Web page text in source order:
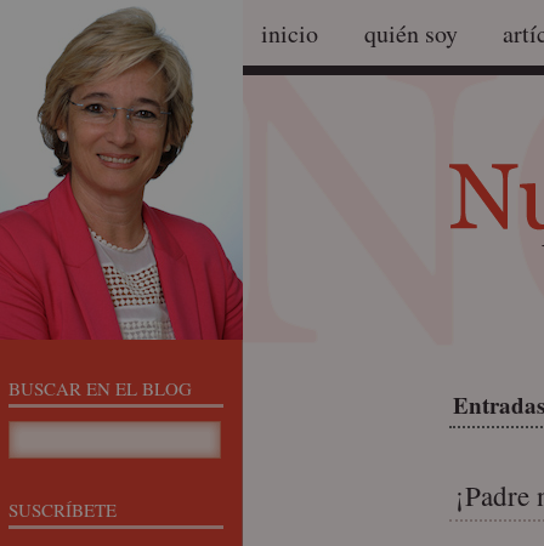
inicio quién soy
BUSCAR EN EL BLOG
SUSCRÍBETE